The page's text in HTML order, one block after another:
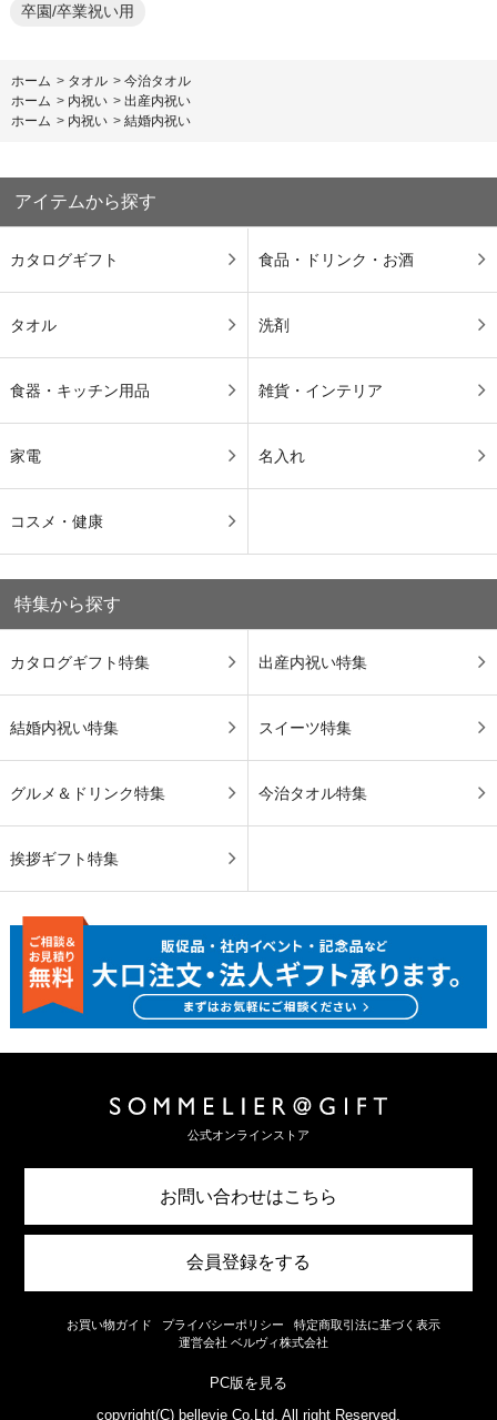
卒園/卒業祝い用
ホーム > タオル > 今治タオル
ホーム > 内祝い > 出産内祝い
ホーム > 内祝い > 結婚内祝い
アイテムから探す
カタログギフト 食品・ドリンク・お酒
タオル 洗剤
食器・キッチン用品 雑貨・インテリア
家電 名入れ
コスメ・健康
特集から探す
カタログギフト特集 出産内祝い特集
結婚内祝い特集 スイーツ特集
グルメ＆ドリンク特集 今治タオル特集
挨拶ギフト特集
公式オンラインストア
お問い合わせはこちら
会員登録をする
お買い物ガイド プライバシーポリシー
特定商取引法に基づく表示
運営会社 ベルヴィ株式会社
PC版を見る
copyright(C) bellevie Co.Ltd. All right Reserved.